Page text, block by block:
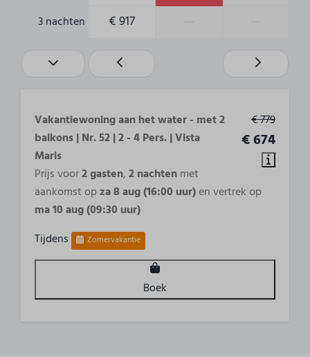
Balkon
3 nachten € 917
€ 779
€ 674
Vakantiewoning aan het water - met 2
balkons | Nr. 52 | 2 - 4 Pers. | Vista
Maris
Prijs voor2 gasten,2 nachtenmet
aankomst opza 8 aug (16:00 uur)en vertrek op
ma 10 aug (09:30 uur)
Tijdens
Zomervakantie
Boek